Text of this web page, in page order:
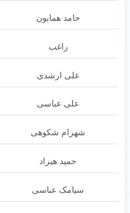
حامد همایون
راغب
علی ارشدی
علی عباسی
شهرام شکوهی
حمید هیراد
سیامک عباسی